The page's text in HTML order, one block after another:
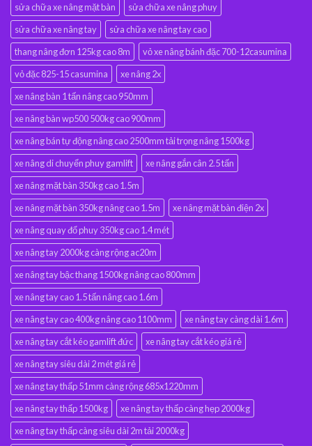
sửa chữa xe nâng mặt bàn
sửa chữa xe nâng phuy
sửa chữa xe nâng tay
sửa chữa xe nâng tay cao
thang nâng đơn 125kg cao 8m
vỏ xe nâng bánh đặc 700-12casumina
vỏ đặc 825-15 casumina
xe nâng 2x
xe nâng bàn 1 tấn nâng cao 950mm
xe nâng bàn wp500 500kg cao 900mm
xe nâng bán tự động nâng cao 2500mm tải trọng nâng 1500kg
xe nâng di chuyển phuy gamlift
xe nâng gắn cân 2.5 tấn
xe nâng mặt bàn 350kg cao 1.5m
xe nâng mặt bàn 350kg nâng cao 1.5m
xe nâng mặt bàn điện 2x
xe nâng quay đổ phuy 350kg cao 1.4 mét
xe nâng tay 2000kg càng rộng ac20m
xe nâng tay bậc thang 1500kg nâng cao 800mm
xe nâng tay cao 1.5 tấn nâng cao 1.6m
xe nâng tay cao 400kg nâng cao 1100mm
xe nâng tay càng dài 1.6m
xe nâng tay cắt kéo gamlift đức
xe nâng tay cắt kéo giá rẻ
xe nâng tay siêu dài 2 mét giá rẻ
xe nâng tay thấp 51mm càng rộng 685x1220mm
xe nâng tay thấp 1500kg
xe nâng tay thấp càng hẹp 2000kg
xe nâng tay thấp càng siêu dài 2m tải 2000kg